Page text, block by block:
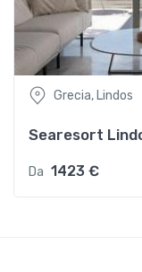
Grecia, Lindos
Searesort
Da 1423 €